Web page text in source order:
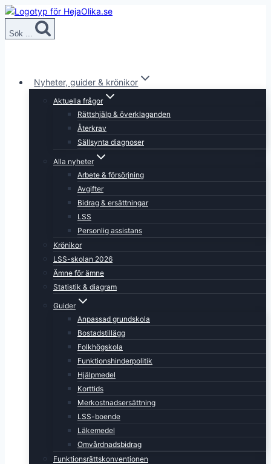
Skip
content
Sök ...
Nyheter, guider & krönikor
Aktuella frågor
Rättshjälp & överklaganden
Återkrav
Sällsynta diagnoser
Alla nyheter
Arbete & försörjning
Avgifter
Bidrag & ersättningar
LSS
Personlig assistans
Krönikor
LSS-skolan 2026
Ämne för ämne
Statistik & diagram
Guider
Anpassad grundskola
Bostadstillägg
Folkhögskola
Funktionshinderpolitik
Hjälpmedel
Korttids
Merkostnadsersättning
LSS-boende
Läkemedel
Omvårdnadsbidrag
Funktionsrättskonventionen